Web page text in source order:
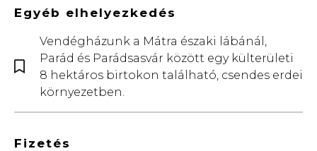
Egyéb elhelyezkedés
Vendégházunk a Mátra északi lábánál,
Parád és Parádsasvár között egy külterületi
8 hektáros birtokon található, csendes erdei
környezetben.
Fizetés